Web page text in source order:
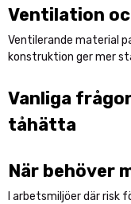
Ventilation
Ventilerande material
konstruktion ger mer
Vanliga
tåhätta
När behöver
I arbetsmiljöer där